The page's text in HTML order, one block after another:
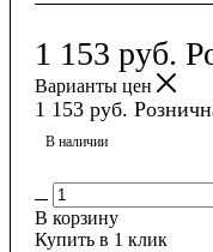
1 153 руб.
Варианты цен
1 153 руб.
В наличии
В корзину
Купить в 1 клик